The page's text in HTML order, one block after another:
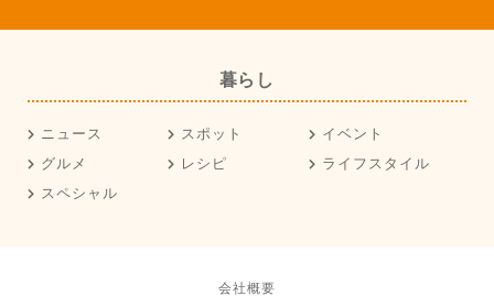
暮らし
ニュース スポット
イベント
グルメ
レシピ
ライフスタイル
スペシャル
会社概要